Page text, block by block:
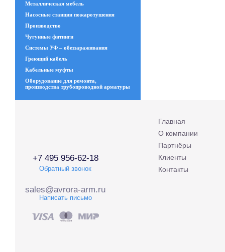
Металлическая мебель
Насосные станции пожаротушения
Производство
Чугунные фитинги
Системы УФ – обеззараживания
Греющий кабель
Кабельные муфты
Оборудование для ремонта,
производства трубопроводной арматуры
+7 495 956-62-18
Обратный звонок
sales@avrora-arm.ru
Написать письмо
Главная
О компании
Партнёры
Клиенты
Контакты